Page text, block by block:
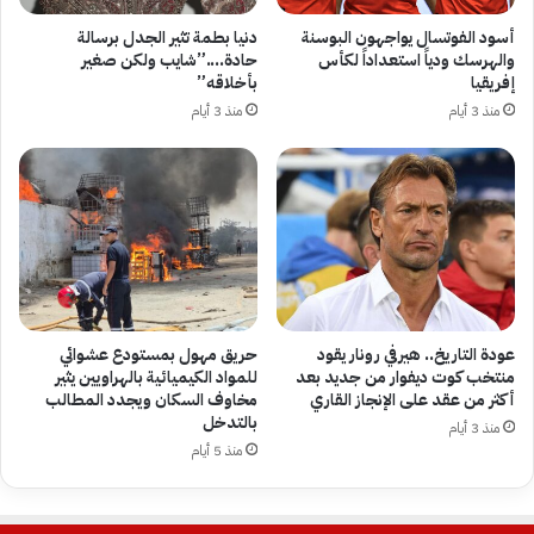
أسود الفوتسال يواجهون البوسنة
والهرسك ودياً استعداداً لكأس
إفريقيا
منذ 3 أيام
دنيا بطمة تثير الجدل برسالة
حادة….”شايب ولكن صغير
بأخلاقه”
منذ 3 أيام
عودة التاريخ.. هيرفي رونار يقود
منتخب كوت ديفوار من جديد بعد
أكثر من عقد على الإنجاز القاري
منذ 3 أيام
حريق مهول بمستودع عشوائي
للمواد الكيميائية بالهراويين يثير
مخاوف السكان ويجدد المطالب
بالتدخل
منذ 5 أيام